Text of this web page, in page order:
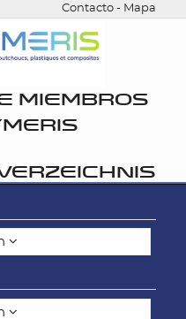
Contacto - Mapa
MIEMBROS